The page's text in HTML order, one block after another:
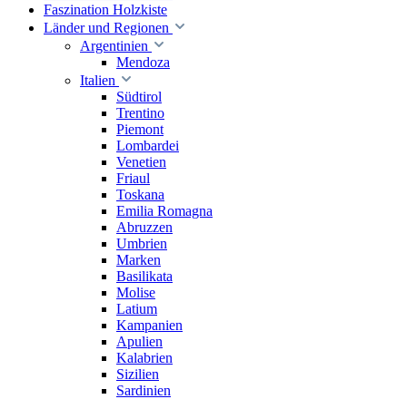
Faszination Holzkiste
Länder und Regionen
Argentinien
Mendoza
Italien
Südtirol
Trentino
Piemont
Lombardei
Venetien
Friaul
Toskana
Emilia Romagna
Abruzzen
Umbrien
Marken
Basilikata
Molise
Latium
Kampanien
Apulien
Kalabrien
Sizilien
Sardinien